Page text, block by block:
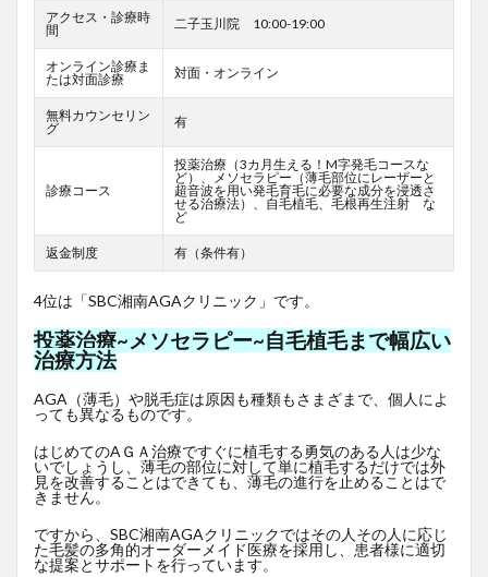
アクセス・診療時
間
二子玉川院 10:00-19:00
オンライン診療ま
たは対面診療
対面・オンライン
無料カウンセリン
グ
有
診療コース
投薬治療（3カ月生える！M字発毛コースな
ど）、メソセラピー（薄毛部位にレーザーと
超音波を用い発毛育毛に必要な成分を浸透さ
せる治療法）、自毛植毛、毛根再生注射 な
ど
返金制度 有（条件有）
4位は「SBC湘南AGAクリニック」です。
投薬治療~メソセラピー~自毛植毛まで幅広い
治療方法
AGA（薄毛）や脱毛症は原因も種類もさまざまで、個人によ
っても異なるものです。
はじめてのAＧＡ治療ですぐに植毛する勇気のある人は少な
いでしょうし、薄毛の部位に対して単に植毛するだけでは外
見を改善することはできても、薄毛の進行を止めることはで
きません。
ですから、SBC湘南AGAクリニックではその人その人に応じ
た毛髪の多角的オーダーメイド医療を採用し、患者様に適切
な提案とサポートを行っています。